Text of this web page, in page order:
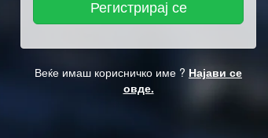
Веќе имаш корисничко име ? Најави се
овде.